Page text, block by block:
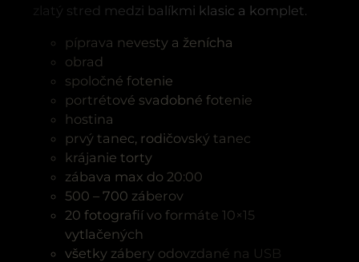
zlatý stred medzi balíkmi klasic a komplet.
píprava nevesty a ženícha
obrad
spoločné fotenie
portrétové svadobné fotenie
hostina
prvý tanec, rodičovský tanec
krájanie torty
zábava max do 20:00
500 – 700 záberov
20 fotografií vo formáte 10×15
vytlačených
všetky zábery odovzdané na USB